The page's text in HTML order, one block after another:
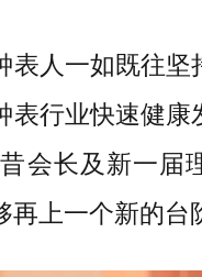
表人一如既往坚
表行业快速健康
会长及新一届
再上一个新的台